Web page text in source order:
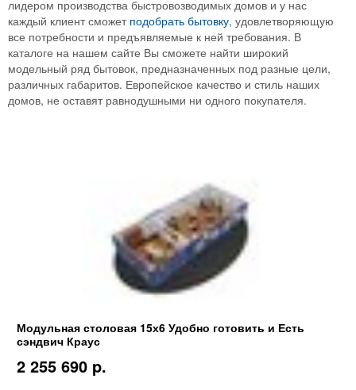
лидером производства быстровозводимых домов и у нас
каждый клиент сможет подобрать бытовку, удовлетворяющую
все потребности и предъявляемые к ней требования. В
каталоге на нашем сайте Вы сможете найти широкий
модельный ряд бытовок, предназначенных под разные цели,
различных габаритов. Европейское качество и стиль наших
домов, не оставят равнодушными ни одного покупателя.
Модульная столовая 15х6 Удобно готовить и Есть
сэндвич Краус
2 255 690 p.